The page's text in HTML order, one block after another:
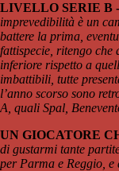
LIVELLO SERIE B -
imprevedibilità è un
battere la prima,
fattispecie, ritengo che
inferiore rispetto a
imbattibili, tutte
l’anno scorso sono
A, quali Spal,
UN GIOCATORE
di gustarmi tante
per Parma e Reggio, e